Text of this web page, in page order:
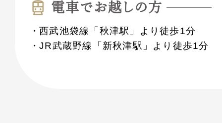
電⾞でお越しの⽅
西武池袋線「秋津駅」より徒歩1分
JR武蔵野線「新秋津駅」より徒歩1分